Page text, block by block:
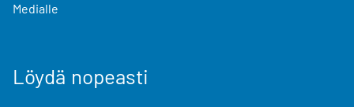
Medialle
Löydä nopeasti